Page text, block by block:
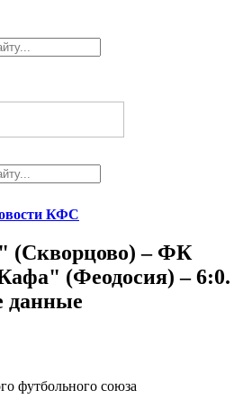
КФС
(Скворцово) – ФК
(Феодосия) – 6:0.
данные
футбольного союза